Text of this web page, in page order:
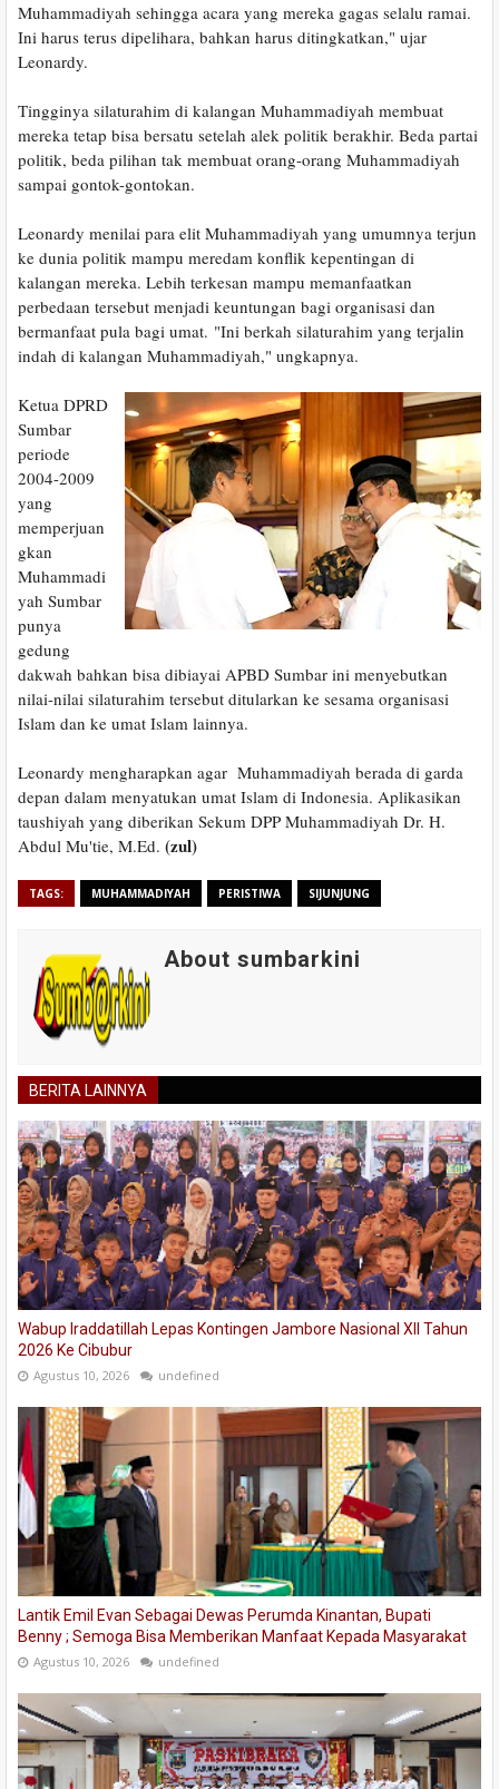
Muhammadiyah sehingga acara yang mereka gagas selalu ramai.
Ini harus terus dipelihara, bahkan harus ditingkatkan," ujar
Leonardy.
Tingginya silaturahim di kalangan Muhammadiyah membuat
mereka tetap bisa bersatu setelah alek politik berakhir. Beda partai
politik, beda pilihan tak membuat orang-orang Muhammadiyah
sampai gontok-gontokan.
Leonardy menilai para elit Muhammadiyah yang umumnya terjun
ke dunia politik mampu meredam konflik kepentingan di
kalangan mereka. Lebih terkesan mampu memanfaatkan
perbedaan tersebut menjadi keuntungan bagi organisasi dan
bermanfaat pula bagi umat. "Ini berkah silaturahim yang terjalin
indah di kalangan Muhammadiyah," ungkapnya.
Ketua DPRD
Sumbar
periode
2004-2009
yang
memperjuan
gkan
Muhammadi
yah Sumbar
punya
gedung
dakwah bahkan bisa dibiayai APBD Sumbar ini menyebutkan
nilai-nilai silaturahim tersebut ditularkan ke sesama organisasi
Islam dan ke umat Islam lainnya.
Leonardy mengharapkan agar Muhammadiyah berada di garda
depan dalam menyatukan umat Islam di Indonesia. Aplikasikan
taushiyah yang diberikan Sekum DPP Muhammadiyah Dr. H.
Abdul Mu'tie, M.Ed. (zul)
TAGS: MUHAMMADIYAH PERISTIWA SIJUNJUNG
About sumbarkini
BERITA LAINNYA
Wabup Iraddatillah Lepas Kontingen Jambore Nasional XII Tahun
2026 Ke Cibubur
Agustus 10, 2026 undefined
Lantik Emil Evan Sebagai Dewas Perumda Kinantan, Bupati
Benny ; Semoga Bisa Memberikan Manfaat Kepada Masyarakat
Agustus 10, 2026 undefined